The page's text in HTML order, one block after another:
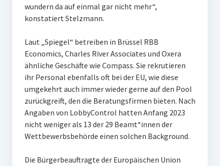
wundern da auf einmal gar nicht mehr“,
konstatiert Stelzmann.
Laut „Spiegel“ betreiben in Brüssel RBB
Economics, Charles River Associates und Oxera
ähnliche Geschäfte wie Compass. Sie rekrutieren
ihr Personal ebenfalls oft bei der EU, wie diese
umgekehrt auch immer wieder gerne auf den Pool
zurückgreift, den die Beratungsfirmen bieten. Nach
Angaben von LobbyControl hatten Anfang 2023
nicht weniger als 13 der 29 Beamt*innen der
Wettbewerbsbehörde einen solchen Background.
Die Bürgerbeauftragte der Europäischen Union